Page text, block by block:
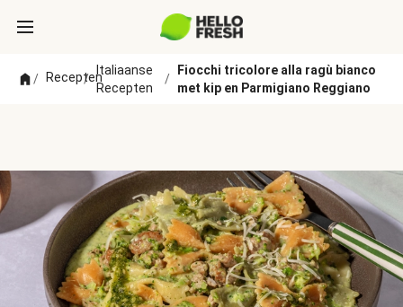
/ Recepten
/
Italiaanse
Recepten
/
Fiocchi tricolore alla ragù bianco
met kip en Parmigiano Reggiano